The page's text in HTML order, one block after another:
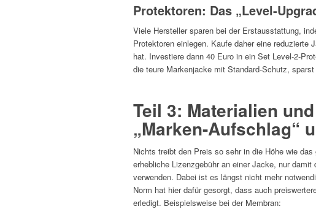
Protektoren: Das „Level-
Viele Hersteller sparen bei der Erstausstattung,
Protektoren einlegen. Kaufe daher eine
hat. Investiere dann 40 Euro in ein Set Level-2-
die teure Markenjacke mit Standard-Schutz,
Teil 3: Materialien
„Marken-Aufschlag“
Nichts treibt den Preis so sehr in die Höhe wie
erhebliche Lizenzgebühr an einer Jacke, nur
verwenden. Dabei ist es längst nicht mehr
Norm hat hier dafür gesorgt, dass auch
erledigt. Beispielsweise bei der Membran: